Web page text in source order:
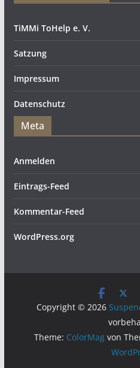
TiMMi ToHelp e. V.
Satzung
Impressum
Datenschutz
Meta
Anmelden
Eintrags-Feed
Kommentar-Feed
WordPress.org
Copyright © 2026
Theme: ColorMagvon